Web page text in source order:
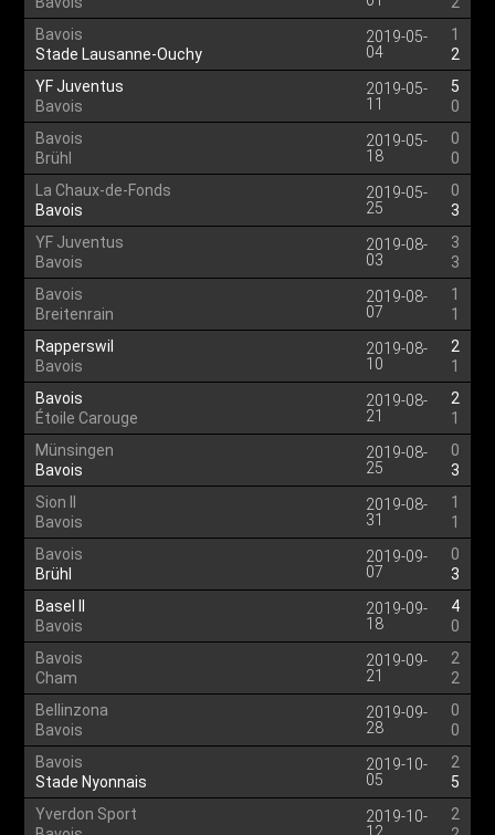
Bavois
Stade Lausanne-Ouchy
2019-05-
04
1
2
YF Juventus
Bavois
2019-05-
11
5
0
Bavois
Brühl
2019-05-
18
0
0
La Chaux-de-Fonds
Bavois
2019-05-
25
0
3
YF Juventus
Bavois
2019-08-
03
3
3
Bavois
Breitenrain
2019-08-
07
1
1
Rapperswil
Bavois
2019-08-
10
2
1
Bavois
Étoile Carouge
2019-08-
21
2
1
Münsingen
Bavois
2019-08-
25
0
3
Sion II
Bavois
2019-08-
31
1
1
Bavois
Brühl
2019-09-
07
0
3
Basel II
Bavois
2019-09-
18
4
0
Bavois
Cham
2019-09-
21
2
2
Bellinzona
Bavois
2019-09-
28
0
0
Bavois
Stade Nyonnais
2019-10-
05
2
5
Yverdon Sport
2019-10-
2